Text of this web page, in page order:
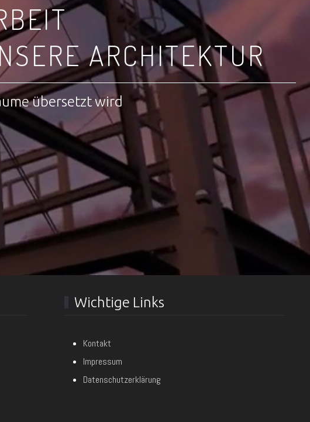
ARCHITEKTUR
übersetzt wird
Wichtige Links
Kontakt
Impressum
Datenschutzerklärung